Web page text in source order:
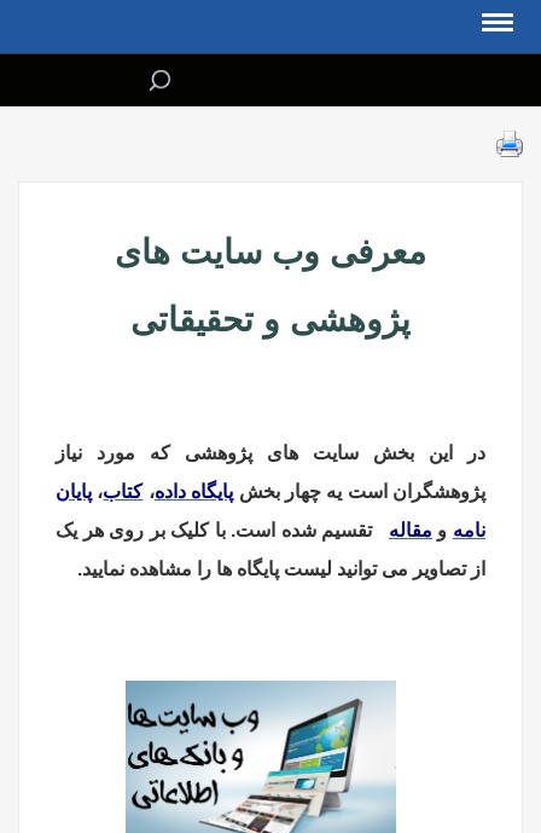
معرفی وب سایت های
پژوهشی و تحقیقاتی
در این بخش سایت های پژوهشی که مورد نیاز
پژوهشگران است یه چهار بخش پایگاه داده،کتاب، پایان
نامه و مقاله تقسیم شده است. با کلیک بر روی هر یک
از تصاویر می توانید لیست پایگاه ها را مشاهده نمایید.